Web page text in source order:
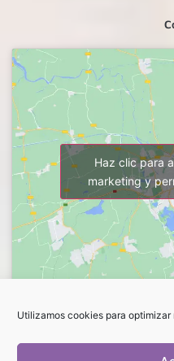
Utilizamos cookies para
Haz clic para
marketing y
C/